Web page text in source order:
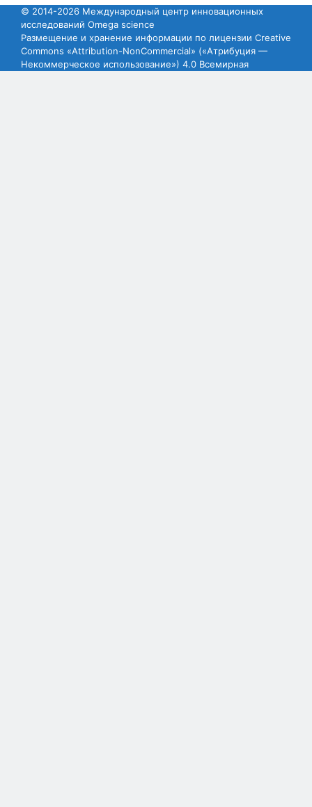
© 2014-2026 Международный центр инновационных
исследований Omega science
Размещение и хранение информации по лицензии Creative
Commons «Attribution-NonCommercial» («Атрибуция —
Некоммерческое использование») 4.0 Всемирная